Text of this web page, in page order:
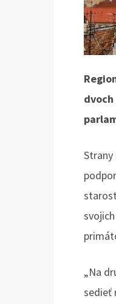
Strany
„Na
sedieť